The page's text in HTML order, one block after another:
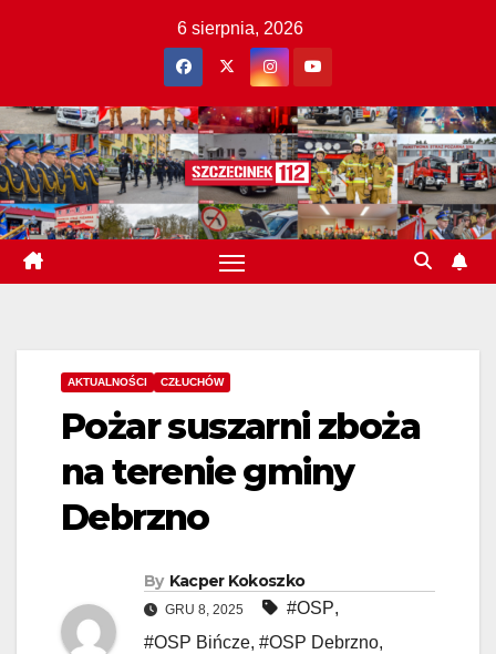
6 sierpnia, 2026
AKTUALNOŚCI CZŁUCHÓW
Pożar suszarni zboża
na terenie gminy
Debrzno
By Kacper Kokoszko
GRU 8, 2025 #OSP,
#OSP Bińcze, #OSP Debrzno,